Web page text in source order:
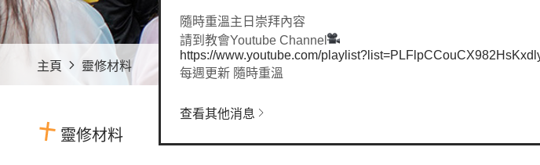
主頁 靈修材料
靈修材料
隨時重溫主日崇拜內容
請到教會Youtube Channel
https://www.youtube.com/
每週更新 隨時重溫
查看其他消息